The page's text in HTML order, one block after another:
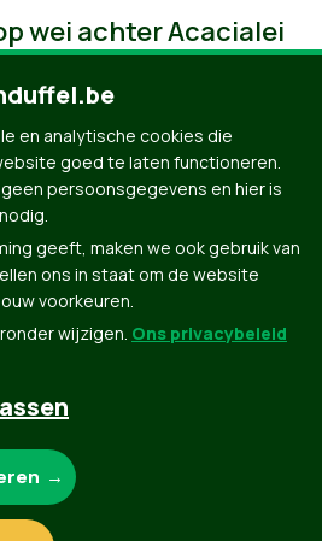
wei achter Acacialei
Privacybeleid
en analytische cookies die
goed te laten functioneren.
persoonsgegevens en hier is
geeft, maken we ook gebruik van
ons in staat om de website
voorkeuren.
wijzigen. Ons privacybeleid